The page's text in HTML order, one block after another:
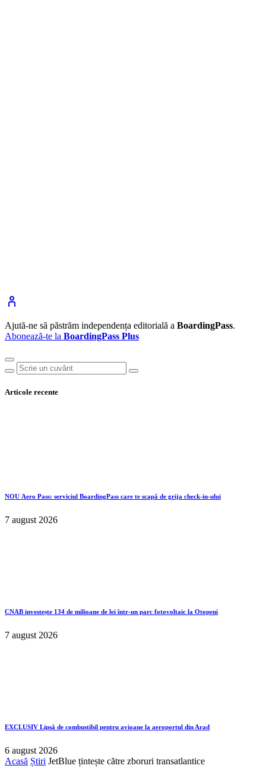
Ajută-ne să păstrăm independența editorială a BoardingPass.
Abonează-te la BoardingPass Plus
Articole recente
NOU Aero Pass: serviciul BoardingPass care te scapă de grija check-in-ului
7 august 2026
CNAB investește 134 de milioane de lei într-un parc fotovoltaic la Otopeni
7 august 2026
EXCLUSIV Lipsă de combustibil pentru avioane la aeroportul din Arad
6 august 2026
Acasă Știri JetBlue țintește către zboruri transatlantice